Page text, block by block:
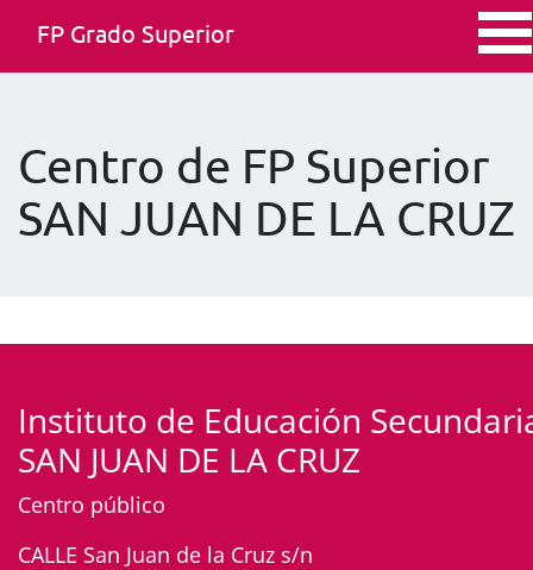
FP Grado Superior
Centro de FP Superior
SAN JUAN DE LA CRUZ
Instituto de Educación
SAN JUAN DE LA CRUZ
Centro público
CALLE San Juan de la Cruz s/n